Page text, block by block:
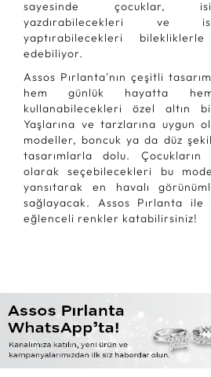
sayesinde çocuklar,
yazdırabilecekleri ve
yaptırabilecekleri
edebiliyor.
Assos Pırlanta'nın çeşitli
hem günlük hayatta
kullanabilecekleri özel altın
Yaşlarına ve tarzlarına uygun
modeller, boncuk ya da düz
tasarımlarla dolu. Çocukların
olarak seçebilecekleri bu
yansıtarak en havalı
sağlayacak. Assos Pırlanta ile
eğlenceli renkler katabilirsiniz!